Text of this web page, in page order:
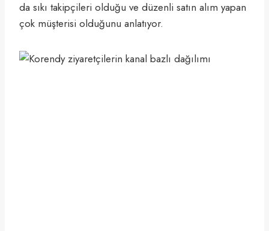
da sıkı takipçileri olduğu ve düzenli satın alım yapan
çok müşterisi olduğunu anlatıyor.